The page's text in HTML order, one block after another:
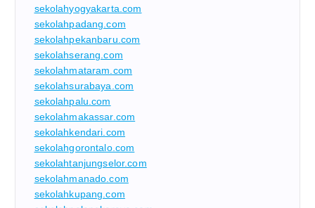
sekolahyogyakarta.com
sekolahpadang.com
sekolahpekanbaru.com
sekolahserang.com
sekolahmataram.com
sekolahsurabaya.com
sekolahpalu.com
sekolahmakassar.com
sekolahkendari.com
sekolahgorontalo.com
sekolahtanjungselor.com
sekolahmanado.com
sekolahkupang.com